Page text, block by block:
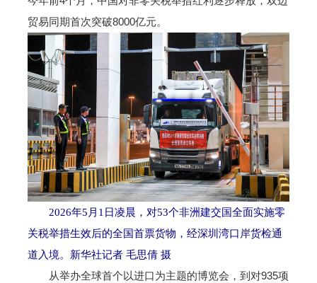
贸易同期首次突破8000亿元。
2026年5月1日凌晨，对53个非洲建交国全面实施零
关税举措生效后的全国首票货物，经深圳湾口岸货检通
道入境。新华社记者 毛思倩 摄
从举办全球首个以进口为主题的博览会，到对935项